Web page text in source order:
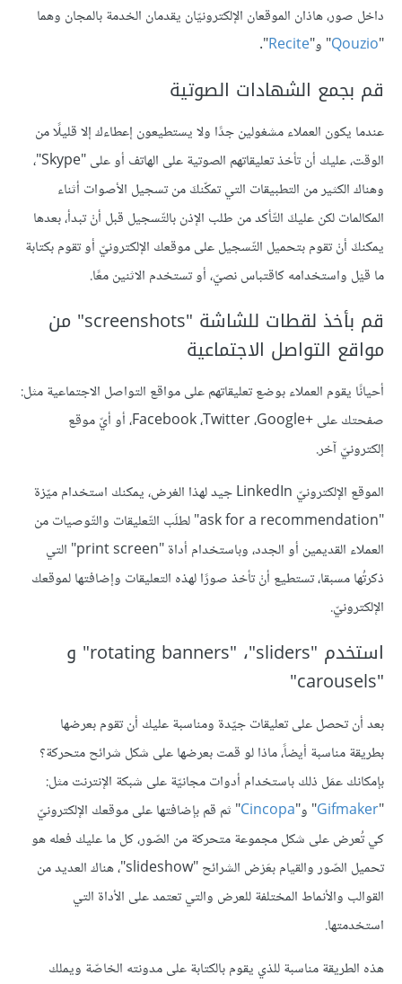
داخل صور، هاذان الموقعان الإلكترونيّان يقدمان الخدمة بالمجان وهما
"
Qouzio" و"Recite
".
قم بجمع الشهادات الصوتية
عندما يكون العملاء مشغولين جدًا ولا يستطيعون إعطاءك إلا قليلًا من
الوقت، عليك أن تأخذ تعليقاتهم الصوتية على الهاتف أو على "Skype"،
وهناك الكثير من التطبيقات التي تمكّنكَ من تسجيل الأصوات أثناء
المكالمات لكن عليكَ التّأكد من طلب الإذن بالتّسجيل قبل أنْ تبدأ، بعدها
يمكنكَ أنْ تقوم بتحميل التّسجيل على موقعك الإلكترونيّ أو تقوم بكتابة
ما قيْل واستخدامه كاقتباس نصيّ، أو تستخدم الاثنين معًا.
قم بأخذ لقطات للشاشة "screenshots" من
مواقع التواصل الاجتماعية
أحيانًا يقوم العملاء بوضع تعليقاتهم على مواقع التواصل الاجتماعية مثل:
صفحتك على +Facebook ،Twitter ،Google، أو أيّ موقع
إلكترونيّ آخر.
الموقع الإلكترونيّ LinkedIn جيد لهذا الغرض، يمكنك استخدام ميّزة
"ask for a recommendation" لطلَب التّعليقات والتّوصيات من
العملاء القديمين أو الجدد، وباستخدام أداة "print screen" التي
ذكرتُها مسبقا، تستطيع أنْ تأخذ صورًا لهذه التعليقات وإضافتها لموقعك
الإلكترونيّ.
استخدم "rotating banners" ،"sliders" و
"carousels"
بعد أن تحصل على تعليقات جيّدة ومناسبة عليك أن تقوم بعرضها
بطريقة مناسبة أيضاً، ماذا لو قمت بعرضها على شكل شرائح متحركة؟
بإمكانك عمَل ذلك باستخدام أدوات مجانيّة على شبكة الإنترنت مثل:
"
Gifmaker" و"Cincopa" ثم قم بإضافتها على موقعك الإلكترونيّ
كي تُعرض على شكل مجموعة متحركة من الصّور، كل ما عليك فعله هو
تحميل الصّور والقيام بعَرْض الشرائح "slideshow"، هناك العديد من
القوالب والأنماط المختلفة للعرض والتي تعتمد على الأداة التي
استخدمتها.
هذه الطريقة مناسبة للذي يقوم بالكتابة على مدونته الخاصّة ويملك